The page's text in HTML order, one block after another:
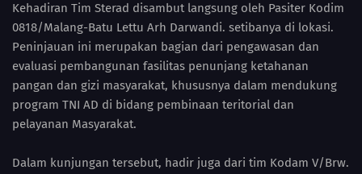
Kehadiran Tim Sterad disambut langsung oleh Pasiter Kodim
0818/Malang-Batu Lettu Arh Darwandi. setibanya di lokasi.
Peninjauan ini merupakan bagian dari pengawasan dan
evaluasi pembangunan fasilitas penunjang ketahanan
pangan dan gizi masyarakat, khususnya dalam mendukung
program TNI AD di bidang pembinaan teritorial dan
pelayanan Masyarakat.
Dalam kunjungan tersebut, hadir juga dari tim Kodam V/Brw.